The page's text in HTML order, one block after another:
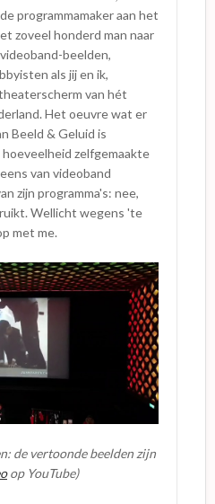
programmamaker aan het
zoveel honderd man naar
beelden,
als jij en ik,
van hét
Het oeuvre wat er
Beeld & Geluid is
zelfgemaakte
van videoband
zijn programma's: nee,
Wellicht wegens 'te
met me.
de vertoonde beelden zijn
op YouTube)